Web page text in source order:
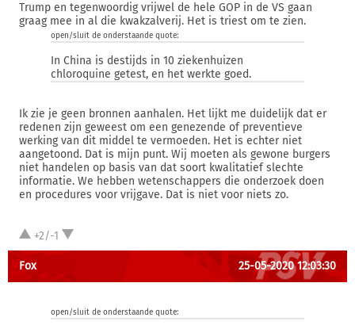
Trump en tegenwoordig vrijwel de hele GOP in de VS gaan
graag mee in al die kwakzalverij. Het is triest om te zien.
open/sluit de onderstaande quote:
In China is destijds in 10 ziekenhuizen
chloroquine getest, en het werkte goed.
Ik zie je geen bronnen aanhalen. Het lijkt me duidelijk dat er
redenen zijn geweest om een genezende of preventieve
werking van dit middel te vermoeden. Het is echter niet
aangetoond. Dat is mijn punt. Wij moeten als gewone burgers
niet handelen op basis van dat soort kwalitatief slechte
informatie. We hebben wetenschappers die onderzoek doen
en procedures voor vrijgave. Dat is niet voor niets zo.
+2/-1
Fox 25-05-2020 12:03:30
open/sluit de onderstaande quote: